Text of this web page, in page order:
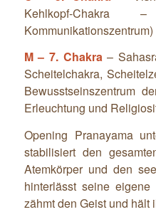
Kehlkopf-
Kommunikationszentrum)
M – 7. Chakra–
Scheitelchakra,
Bewusstseinszentrum
Erleuchtung und
Opening Pranayama
stabilisiert den
Atemkörper und den
hinterlässt seine
zähmt den Geist und hält